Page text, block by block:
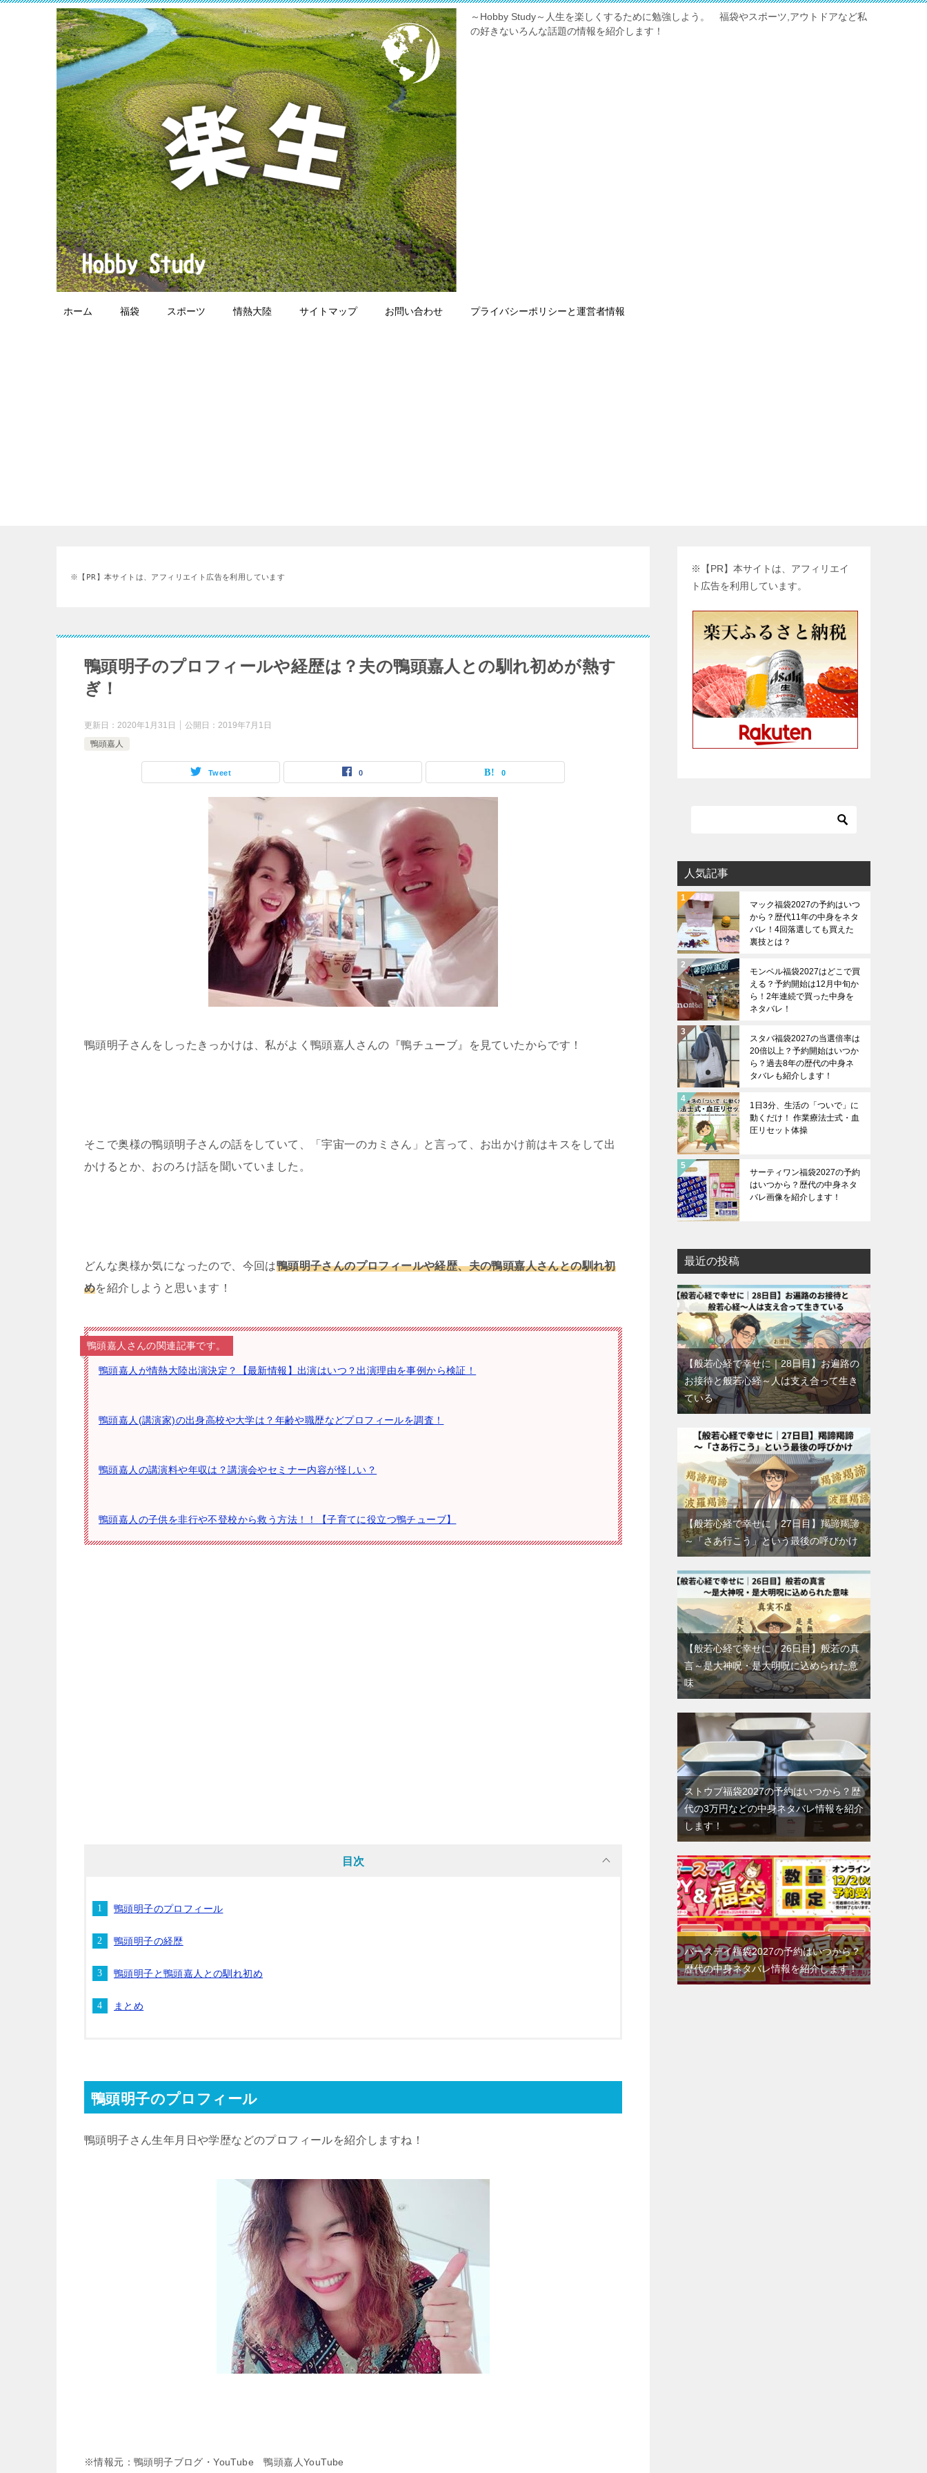
～Hobby Study～人生を楽しくするために勉強しよう。 福袋やスポーツ,アウトドアなど私
の好きないろんな話題の情報を紹介します！
ホーム 福袋 スポーツ 情熱大陸 サイトマップ お問い合わせ プライバシーポリシーと運営者情報
※【PR】本サイトは、アフィリエイト広告を利用しています
鴨頭明子のプロフィールや経歴は？夫の鴨頭嘉人との馴れ初めが熱す
ぎ！
更新日： 2020年1月31日 公開日： 2019年7月1日
鴨頭嘉人
Tweet 0 0
鴨頭明子さんをしったきっかけは、私がよく鴨頭嘉人さんの『鴨チューブ』を見ていたからです！
そこで奥様の鴨頭明子さんの話をしていて、「宇宙一のカミさん」と言って、お出かけ前はキスをして出
かけるとか、おのろけ話を聞いていました。
どんな奥様か気になったので、今回は鴨頭明子さんのプロフィールや経歴、夫の鴨頭嘉人さんとの馴れ初
めを紹介しようと思います！
鴨頭嘉人さんの関連記事です。
鴨頭嘉人が情熱大陸出演決定？【最新情報】出演はいつ？出演理由を事例から検証！
鴨頭嘉人(講演家)の出身高校や大学は？年齢や職歴などプロフィールを調査！
鴨頭嘉人の講演料や年収は？講演会やセミナー内容が怪しい？
鴨頭嘉人の子供を非行や不登校から救う方法！！【子育てに役立つ鴨チューブ】
目次
鴨頭明子のプロフィール
鴨頭明子の経歴
鴨頭明子と鴨頭嘉人との馴れ初め
まとめ
鴨頭明子のプロフィール
鴨頭明子さん生年月日や学歴などのプロフィールを紹介しますね！
※情報元：鴨頭明子ブログ・YouTube 鴨頭嘉人YouTube
※【PR】本サイトは、アフィリエイ
ト広告を利用しています。
人気記事
マック福袋2027の予約はいつ
から？歴代11年の中身をネタ
バレ！4回落選しても買えた
裏技とは？
モンベル福袋2027はどこで買
える？予約開始は12月中旬か
ら！2年連続で買った中身を
ネタバレ！
スタバ福袋2027の当選倍率は
20倍以上？予約開始はいつか
ら？過去8年の歴代の中身ネ
タバレも紹介します！
1日3分、生活の「ついで」に
動くだけ！ 作業療法士式・血
圧リセット体操
サーティワン福袋2027の予約
はいつから？歴代の中身ネタ
バレ画像を紹介します！
最近の投稿
【般若心経で幸せに｜28日目】お遍路の
お接待と般若心経～人は支え合って生き
ている
【般若心経で幸せに｜27日目】羯諦羯諦
～「さあ行こう」という最後の呼びかけ
【般若心経で幸せに｜26日目】般若の真
言～是大神呪・是大明呪に込められた意
味
ストウブ福袋2027の予約はいつから？歴
代の3万円などの中身ネタバレ情報を紹介
します！
バースデイ福袋2027の予約はいつから？
歴代の中身ネタバレ情報を紹介します！